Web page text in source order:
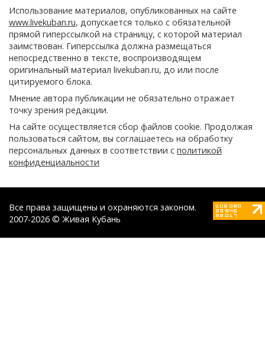
Использование материалов, опубликованных на сайте
www.livekuban.ru, допускается только с обязательной
прямой гиперссылкой на страницу, с которой материал
заимствован. Гиперссылка должна размещаться
непосредственно в тексте, воспроизводящем
оригинальный материал livekuban.ru, до или после
цитируемого блока.
Мнение автора публикации не обязательно отражает
точку зрения редакции.
На сайте осуществляется сбор файлов cookie. Продолжая
пользоваться сайтом, вы соглашаетесь на обработку
персональных данных в соответствии с политикой
конфиденциальности
Все права защищены и охраняются законом.
2007-2026 © Живая Кубань